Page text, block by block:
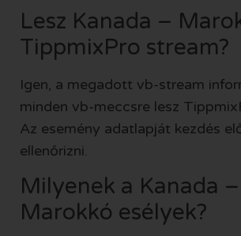
Lesz Kanada –
TippmixPro stream?
Igen, a megadott vb-stream
minden vb-meccsre lesz
Az esemény adatlapját kezdés
ellenőrizni.
Milyenek a Kanada –
Marokkó esélyek?